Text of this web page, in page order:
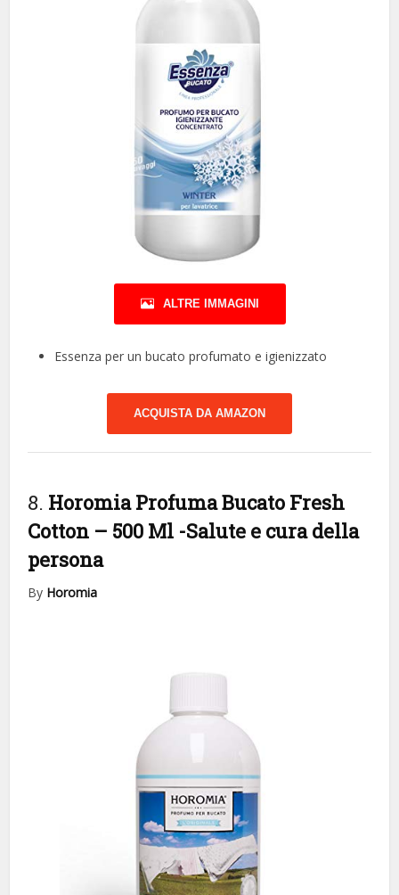
ALTRE IMMAGINI
Essenza per un bucato profumato e igienizzato
ACQUISTA DA AMAZON
8. Horomia Profuma Bucato Fresh
Cotton – 500 Ml -Salute e cura della
persona
By Horomia